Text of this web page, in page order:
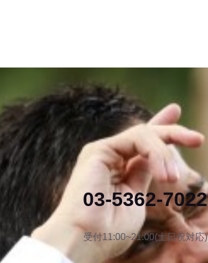
03-5362-7022
受付11:00~21:00(土日祝対応)